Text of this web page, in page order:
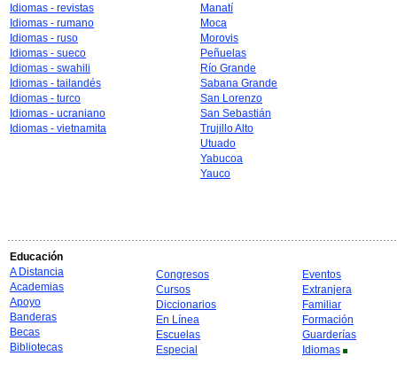
Idiomas - revistas
Idiomas - rumano
Idiomas - ruso
Idiomas - sueco
Idiomas - swahili
Idiomas - tailandés
Idiomas - turco
Idiomas - ucraniano
Idiomas - vietnamita
Manatí
Moca
Morovis
Peñuelas
Río Grande
Sabana Grande
San Lorenzo
San Sebastián
Trujillo Alto
Utuado
Yabucoa
Yauco
Educación
A Distancia
Academias
Apoyo
Banderas
Becas
Bibliotecas
Congresos
Cursos
Diccionarios
En Línea
Escuelas
Especial
Eventos
Extranjera
Familiar
Formación
Guarderías
Idiomas